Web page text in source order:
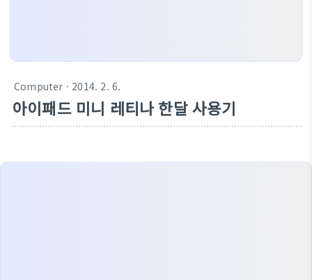
Computer · 2014. 2. 6.
아이패드 미니 레티나 한달 사용기